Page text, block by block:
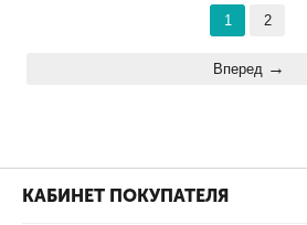
1 2
Вперед
КАБИНЕТ ПОКУПАТЕЛЯ